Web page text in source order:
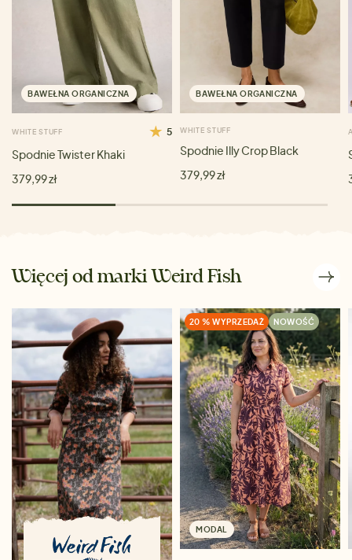
BAWEŁNA ORGANICZNA
WHITE STUFF 5
Spodnie Twister Khaki
379,99 zł
BAWEŁNA ORGANICZNA
WHITE STUFF
Spodnie Illy Crop Black
379,99 zł
Więcej od marki Weird Fish
20 % WYPRZEDAŻ NOWOŚĆ
MODAL